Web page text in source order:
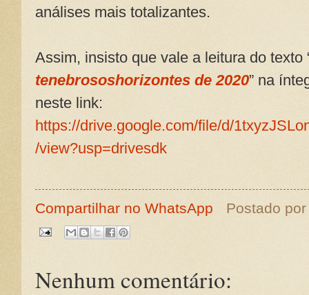
análises mais totalizantes.
Assim, insisto que vale a leitura do texto
tenebrososhorizontes de 2020” na
neste link:
https://drive.google.com/file/d/
/view?usp=drivesdk
Compartilhar no WhatsApp Postado
Nenhum comentário: